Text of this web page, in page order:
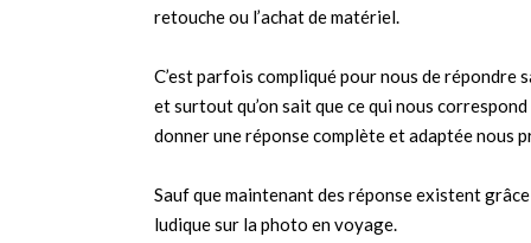
retouche ou l’achat de matériel.
C’est parfois compliqué pour nous de répondre
et surtout qu’on sait que ce qui nous
donner une réponse complète et adaptée nous
Sauf que maintenant des réponse existent
ludique sur la photo en voyage.